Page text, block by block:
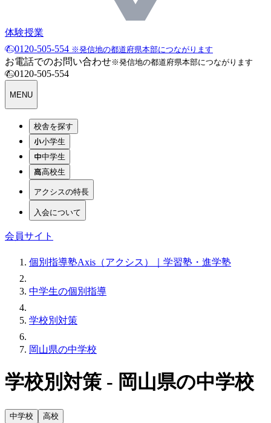
体験授業
0120-505-554 ※発信地の都道府県本部につながります
お電話でのお問い合わせ※発信地の都道府県本部につながります
0120-505-554
MENU
校舎を探す
小学生
中学生
高校生
アクシスの特長
入会について
会員サイト
個別指導塾Axis（アクシス）｜学習塾・進学塾
中学生の個別指導
学校別対策
岡山県の中学校
学校別対策 - 岡山県の中学校
中学校 高校